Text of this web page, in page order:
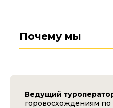
Почему мы
Ведущий
горовосхождениям